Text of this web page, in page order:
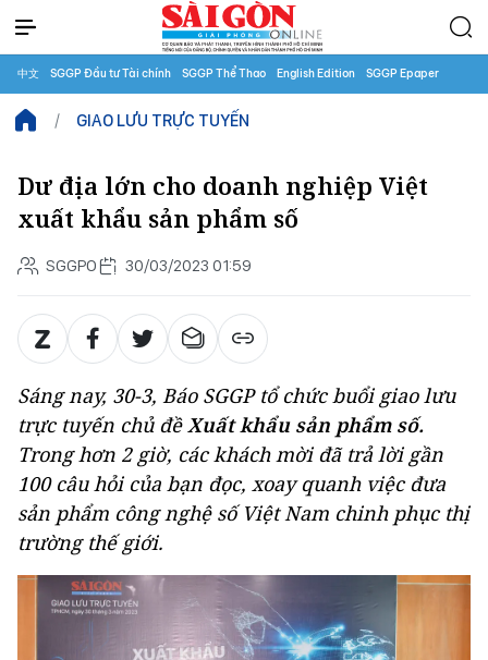
中文 SGGP Đầu tư Tài chính SGGP Thể Thao English Edition SGGP Epaper
GIAO LƯU TRỰC TUYẾN
Dư địa lớn cho doanh nghiệp Việt
xuất khẩu sản phẩm số
SGGPO 30/03/2023 01:59
Sáng nay, 30-3, Báo SGGP tổ chức buổi giao lưu
trực tuyến chủ đềXuất khẩu sản phẩm số.
Trong hơn 2 giờ, các khách mời đã trả lời gần
100 câu hỏi của bạn đọc, xoay quanh việc đưa
sản phẩm công nghệ số Việt Nam chinh phục thị
trường thế giới.